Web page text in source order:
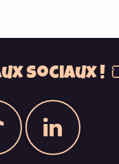
sociaux !